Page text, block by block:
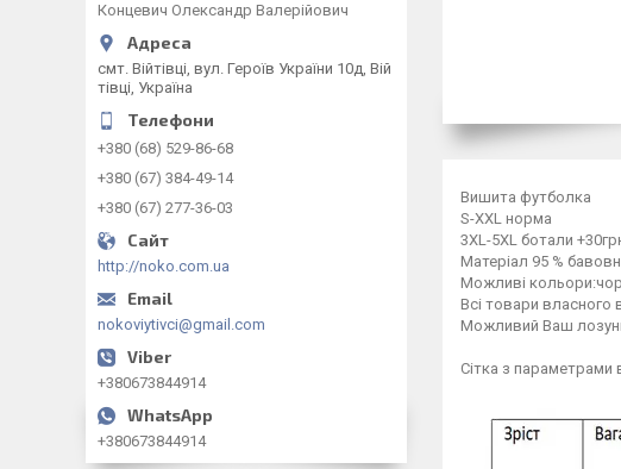
Вишита футболка
S-XXL норма
3XL-5XL ботали
Матеріал 95 %
Можливі
Всі товари власного
Можливий Ваш
Сітка з
Концевич Олександр Валерійович
смт. Війтівці, вул. Героїв України 10д, Вій
тівці, Україна
+380 (68) 529-86-68
+380 (67) 384-49-14
+380 (67) 277-36-03
http://noko.com.ua
nokoviytivci@gmail.com
+380673844914
+380673844914